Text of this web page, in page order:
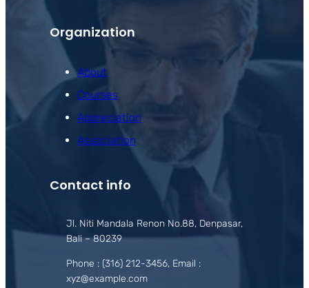
Organization
About
Courses
Appreciation
Association
Contact info
Jl. Niti Mandala Renon No.88, Denpasar,
Bali – 80239
Phone : (316) 212-3456, Email :
xyz@example.com